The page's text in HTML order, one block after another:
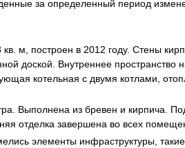
Психологическая
заключение
Химическая
Экспертиза
за определенный период
м, построен в 2012 году. Стены
доской. Внутреннее
котельная с двумя котлами,
Выполнена из бревен и кирпича.
отделка завершена во всех
элементы инфраструктуры,